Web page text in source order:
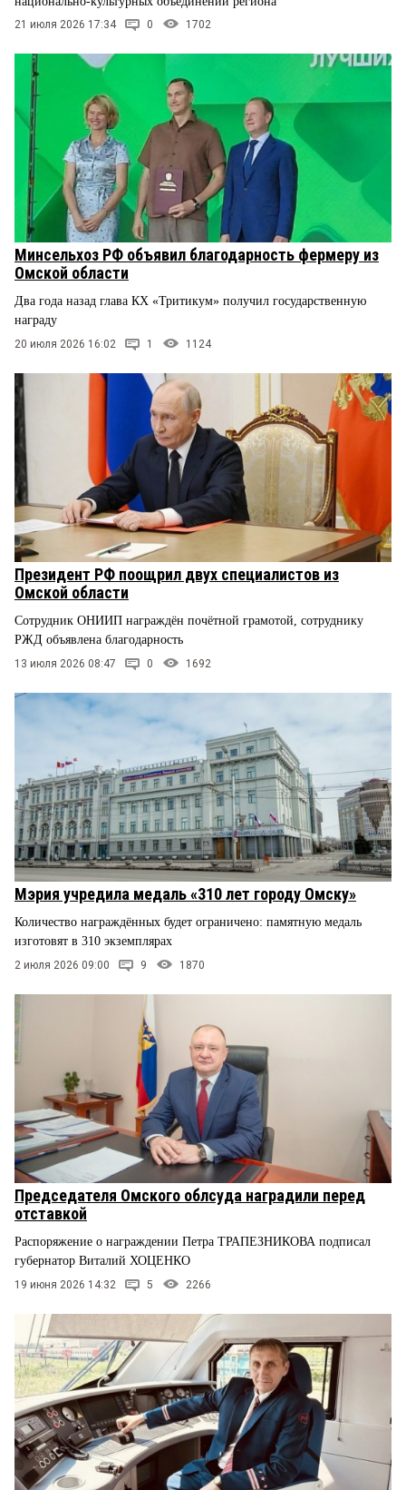
21 июля 2026 17:34 0 1702
Минсельхоз РФ объявил благодарность фермеру из
Омской области
Два года назад глава КХ «Тритикум» получил государственную
награду
20 июля 2026 16:02 1 1124
Президент РФ поощрил двух специалистов из
Омской области
Сотрудник ОНИИП награждён почётной грамотой, сотруднику
РЖД объявлена благодарность
13 июля 2026 08:47 0 1692
Мэрия учредила медаль «310 лет городу Омску»
Количество награждённых будет ограничено: памятную медаль
изготовят в 310 экземплярах
2 июля 2026 09:00 9 1870
Председателя Омского облсуда наградили перед
отставкой
Распоряжение о награждении Петра ТРАПЕЗНИКОВА подписал
губернатор Виталий ХОЦЕНКО
19 июня 2026 14:32 5 2266